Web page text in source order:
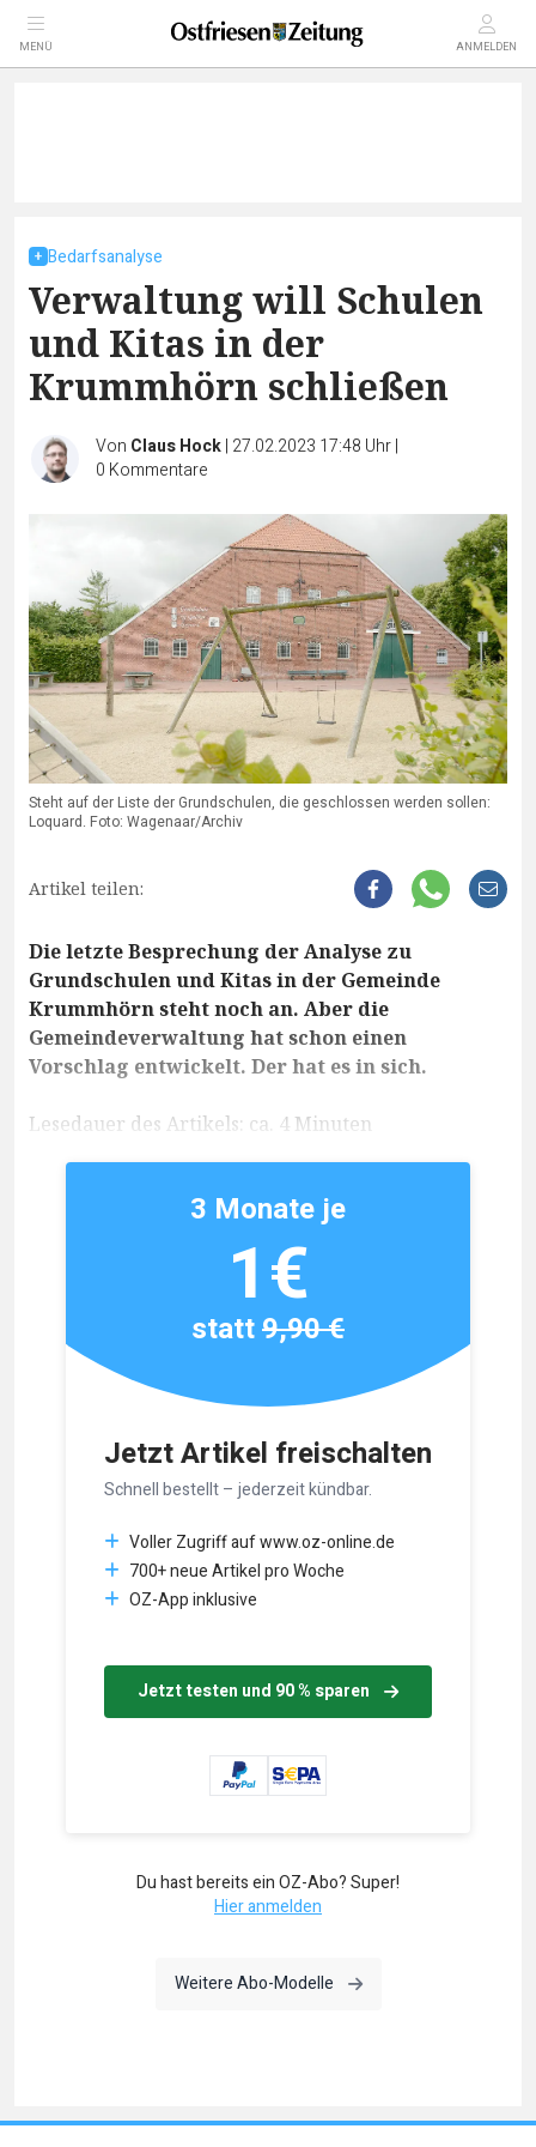
MENÜ ANMELDEN
Bedarfsanalyse
Verwaltung will Schulen
und Kitas in der
Krummhörn schließen
Von Claus Hock| 27.02.2023 17:48 Uhr|
0 Kommentare
Steht auf der Liste der Grundschulen, die geschlossen werden sollen:
Loquard. Foto: Wagenaar/Archiv
Artikel teilen:
Die letzte Besprechung der Analyse zu
Grundschulen und Kitas in der Gemeinde
Krummhörn steht noch an. Aber die
Gemeindeverwaltung hat schon einen
Vorschlag entwickelt. Der hat es in sich.
Lesedauer des Artikels: ca. 4 Minuten
Jetzt Artikel freischalten
Schnell bestellt – jederzeit kündbar.
Voller Zugriff auf www.oz-online.de
700+ neue Artikel pro Woche
OZ-App inklusive
Jetzt testen und 90 % sparen
3 Monate je
1€
statt9,90 €
Du hast bereits ein OZ-Abo? Super!
Hier anmelden
Weitere Abo-Modelle